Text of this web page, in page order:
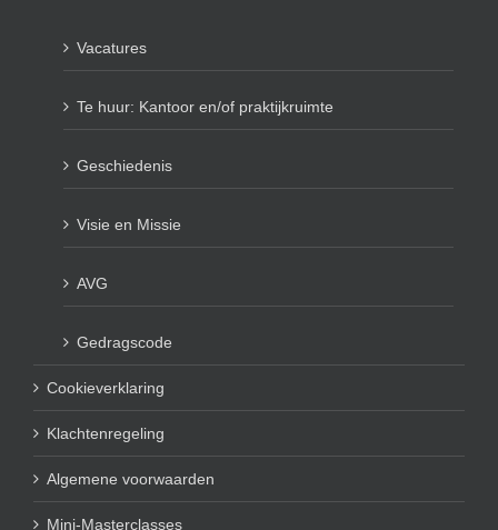
Vacatures
Te huur: Kantoor en/of praktijkruimte
Geschiedenis
Visie en Missie
AVG
Gedragscode
Cookieverklaring
Klachtenregeling
Algemene voorwaarden
Mini-Masterclasses